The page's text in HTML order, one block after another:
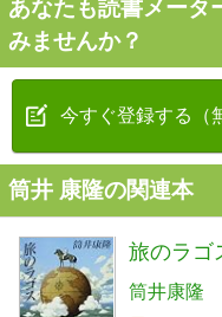
あなたも読書メータ
みませんか？
今すぐ登録する（
筒井 康隆の関連本
旅のラゴ
筒井康隆